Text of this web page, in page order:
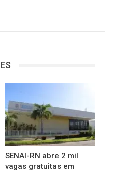
SENAI-RN abre 2 mil
vagas gratuitas em